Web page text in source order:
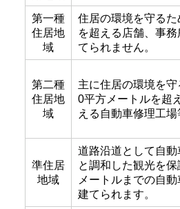
第一種
住居地
域
住居の環境を守る
を超える店舗、事
てられません。
第二種
住居地
域
主に住居の環境を
0平方メートルを超
える自動車修理工場
準住居
地域
道路沿道として自
と調和した観光を
メートルまでの自
建てられます。